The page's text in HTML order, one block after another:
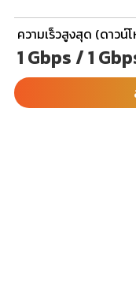
ความเร็วสูงสุด (ดาว
1 Gbps / 1